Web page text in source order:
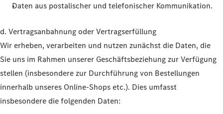
Daten aus postalischer und telefonischer Kommunikation.
d. Vertragsanbahnung oder Vertragserfüllung
Wir erheben, verarbeiten und nutzen zunächst die Daten, die
Sie uns im Rahmen unserer Geschäftsbeziehung zur Verfügung
stellen (insbesondere zur Durchführung von Bestellungen
innerhalb unseres Online-Shops etc.). Dies umfasst
insbesondere die folgenden Daten: